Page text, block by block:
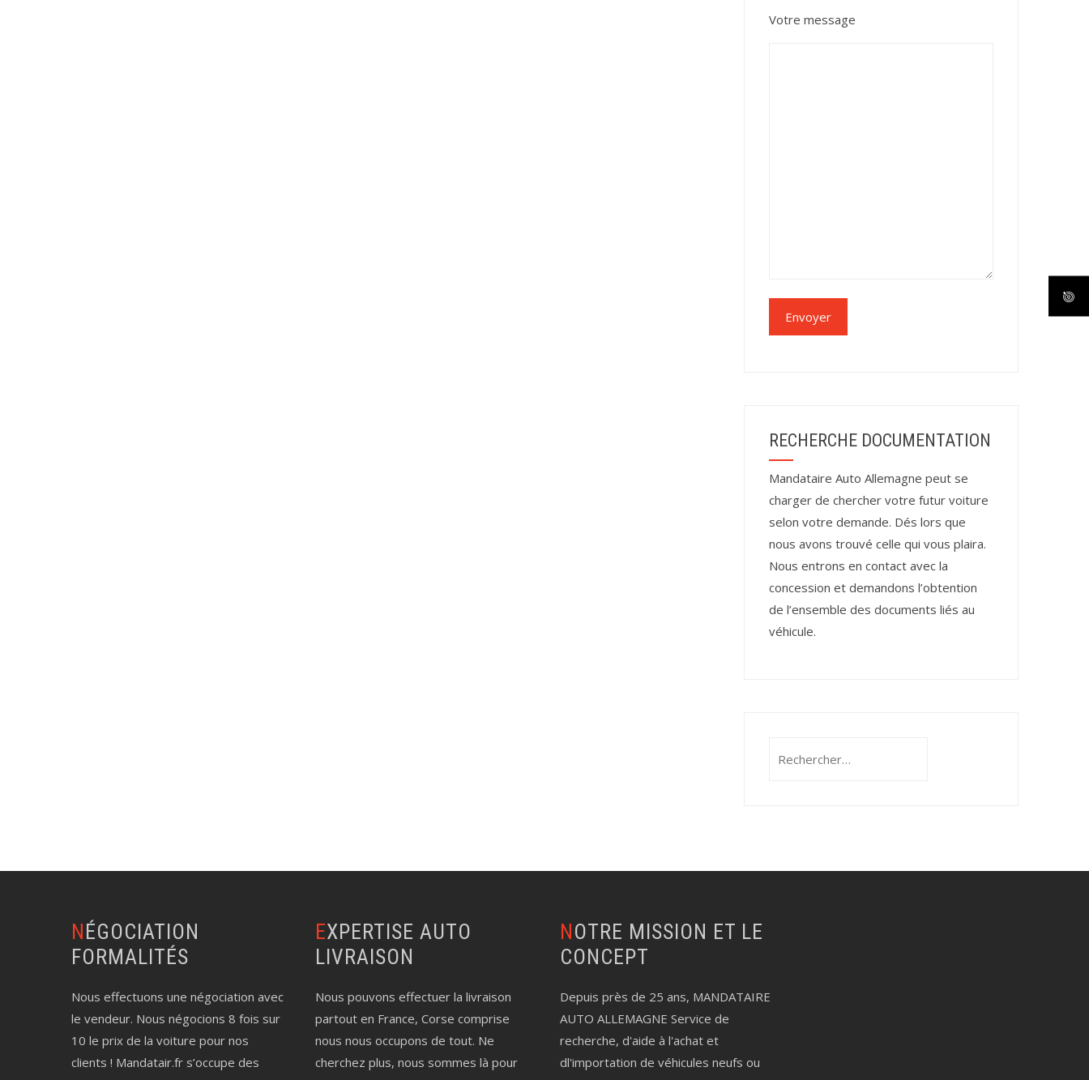
Votre message
RECHERCHE DOCUMENTATION
Mandataire Auto Allemagne peut se
charger de chercher votre futur voiture
selon votre demande. Dés lors que
nous avons trouvé celle qui vous plaira.
Nous entrons en contact avec la
concession et demandons l’obtention
de l’ensemble des documents liés au
véhicule.
NÉGOCIATION
FORMALITÉS
Nous effectuons une négociation avec
le vendeur. Nous négocions 8 fois sur
10 le prix de la voiture pour nos
clients ! Mandatair.fr s’occupe des
EXPERTISE AUTO
LIVRAISON
Nous pouvons effectuer la livraison
partout en France, Corse comprise
nous nous occupons de tout. Ne
cherchez plus, nous sommes là pour
NOTRE MISSION ET LE
CONCEPT
Depuis près de 25 ans, MANDATAIRE
AUTO ALLEMAGNE Service de
recherche, d'aide à l'achat et
dl'importation de véhicules neufs ou